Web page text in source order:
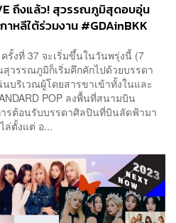
ถึงแล้ว! สุวรรณภูมิสุดอบอุ่น
หลีใต้ร่วมงาน #GDAinBKK
รั้งที่ 37 จะเริ่มขึ้นในวันพรุ่งนี้ (7
วรรณภูมิก็เริ่มคึกคักไปด้วยบรรดา
ริเวณผู้โดยสารขาเข้าทั้งในและ
POP ลงพื้นที่สนามบิน
รต้อนรับบรรดาศิลปินที่บินลัดฟ้ามา
ล่ตั้งแต่ อ...